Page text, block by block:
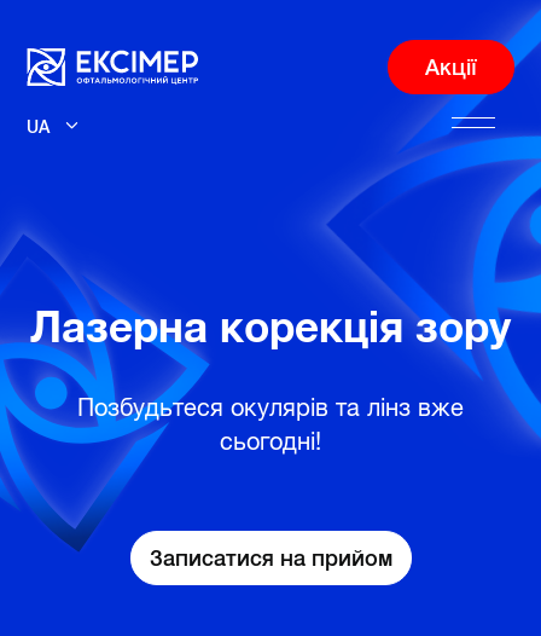
Акції
UA
Лазерна корекція зору
Позбудьтеся окулярів та лінз вже
сьогодні!
Записатися на прийом